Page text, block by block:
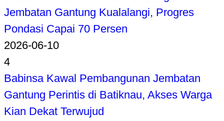
Jembatan Gantung Kualalangi, Progres
Pondasi Capai 70 Persen
2026-06-10
4
Babinsa Kawal Pembangunan Jembatan
Gantung Perintis di Batiknau, Akses Warga
Kian Dekat Terwujud